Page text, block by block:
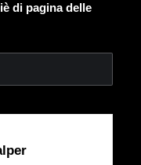
di pagina delle